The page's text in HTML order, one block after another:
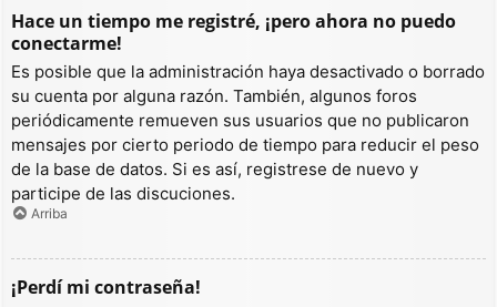
Hace un tiempo me registré, ¡pero ahora no puedo
conectarme!
Es posible que la administración haya desactivado o borrado
su cuenta por alguna razón. También, algunos foros
periódicamente remueven sus usuarios que no publicaron
mensajes por cierto periodo de tiempo para reducir el peso
de la base de datos. Si es así, registrese de nuevo y
participe de las discuciones.
Arriba
¡Perdí mi contraseña!